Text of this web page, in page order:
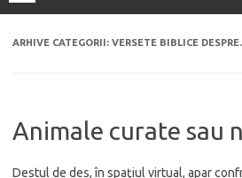
ARHIVE CATEGORII: VERSETE BIBLICE
Animale curate sau
Destul de des, în spaţiul virtual, apar